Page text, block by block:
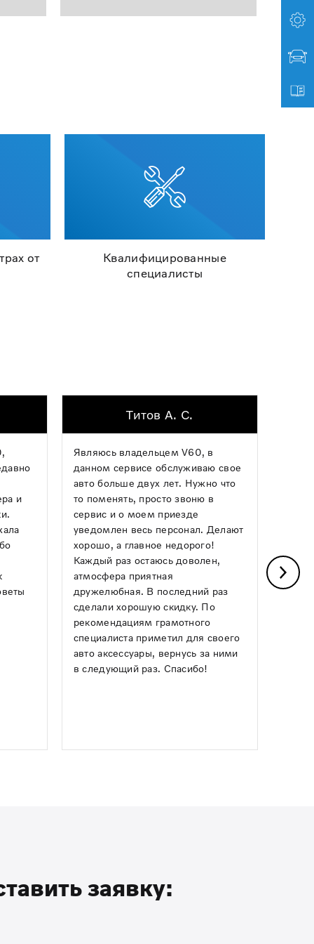
от
Квалифицированные
специалисты
и
Титов А. С.
Являюсь владельцем V60, в
данном сервисе обслуживаю свое
авто больше двух лет. Нужно что
то поменять, просто звоню в
сервис и о моем приезде
уведомлен весь персонал. Делают
хорошо, а главное недорого!
Каждый раз остаюсь доволен,
атмосфера приятная
дружелюбная. В последний раз
сделали хорошую скидку. По
рекомендациям грамотного
специалиста приметил для своего
авто аксессуары, вернусь за ними
в следующий раз. Спасибо!
заявку: